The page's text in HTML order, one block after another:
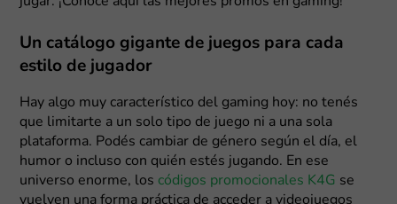
Un catálogo gigante de juegos para cada
estilo de jugador
Hay algo muy característico del gaming hoy: no tenés
que limitarte a un solo tipo de juego ni a una sola
plataforma. Podés cambiar de género según el día, el
humor o incluso con quién estés jugando. En ese
universo enorme, los códigos promocionales K4G se
vuelven una forma práctica de acceder a videojuegos